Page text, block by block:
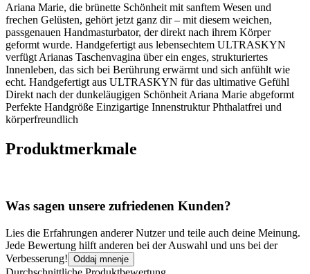
Ariana Marie, die brünette Schönheit mit sanftem Wesen und
frechen Gelüsten, gehört jetzt ganz dir – mit diesem weichen,
passgenauen Handmasturbator, der direkt nach ihrem Körper
geformt wurde. Handgefertigt aus lebensechtem ULTRASKYN
verfügt Arianas Taschenvagina über ein enges, strukturiertes
Innenleben, das sich bei Berührung erwärmt und sich anfühlt wie
echt. Handgefertigt aus ULTRASKYN für das ultimative Gefühl
Direkt nach der dunkeläugigen Schönheit Ariana Marie abgeformt
Perfekte Handgröße Einzigartige Innenstruktur Phthalatfrei und
körperfreundlich
Produktmerkmale
Was sagen unsere zufriedenen Kunden?
Lies die Erfahrungen anderer Nutzer und teile auch deine Meinung.
Jede Bewertung hilft anderen bei der Auswahl und uns bei der
Verbesserung! Oddaj mnenje